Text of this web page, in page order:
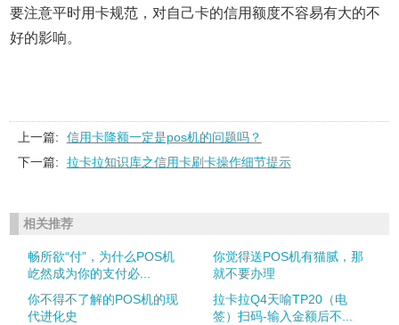
要注意平时用卡规范，对自己卡的信用额度不容易有大的不
好的影响。
上一篇:
信用卡降额一定是pos机的问题吗？
下一篇:
拉卡拉知识库之信用卡刷卡操作细节提示
相关推荐
畅所欲“付”，为什么POS机
屹然成为你的支付必...
你觉得送POS机有猫腻，那
就不要办理
你不得不了解的POS机的现
代进化史
拉卡拉Q4天喻TP20（电
签）扫码-输入金额后不...